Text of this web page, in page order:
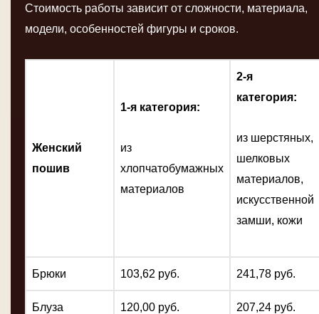
Стоимость работы зависит от сложности, материала,
модели, особенностей фигуры и сроков.
Женский
пошив
1-я категория:
из
хлопчатобумажных
материалов
2-я
категория:
из шерстяных,
шелковых
материалов,
искусственной
замши, кожи
Брюки 103,62 руб. 241,78 руб.
Блуза 120,00 руб. 207,24 руб.